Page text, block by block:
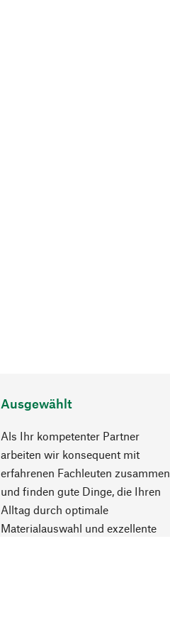
Ausgewählt
Als Ihr kompetenter Partner
arbeiten wir konsequent mit
erfahrenen Fachleuten zusammen
und finden gute Dinge, die Ihren
Alltag durch optimale
Materialauswahl und exzellente